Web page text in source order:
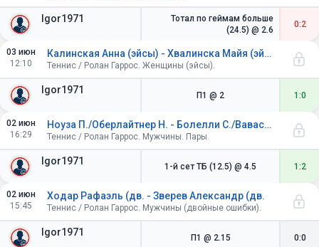
Igor1971
Тотал по геймам больше
(24.5) @ 2.6
0:2
03 июн
12:10
Igor1971
Калинская Анна (эйсы) - Хвалинска Майя (эйсы)
Теннис / Ролан Гаррос. Женщины (эйсы).
П1 @ 2 1:0
02 июн
16:29
Igor1971
Ноуза П./Оберлайтнер Н. - Болелли С./Вавассори А.
Теннис / Ролан Гаррос. Мужчины. Пары.
1-й сет ТБ (12.5) @ 4.5 1:2
02 июн
15:45
Igor1971
Ходар Рафаэль (дв. - Зверев Александр (дв.
Теннис / Ролан Гаррос. Мужчины (двойные ошибки).
П1 @ 2.15 0:0